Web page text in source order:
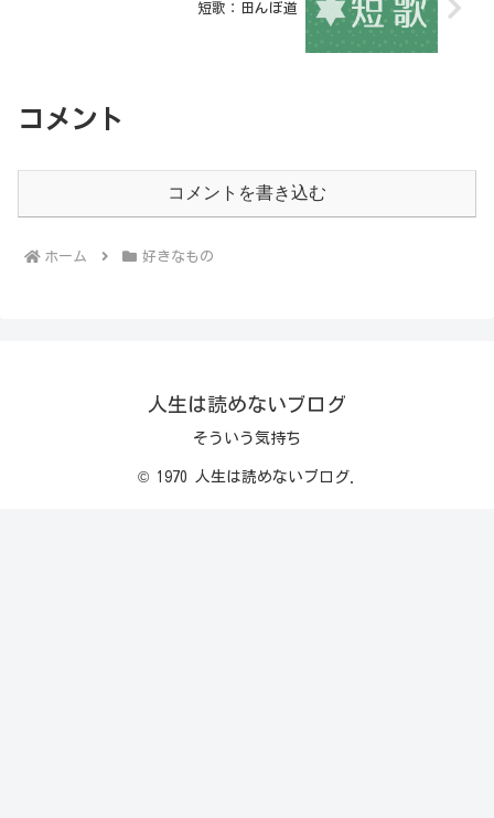
短歌：田んぼ道
コメント
コメントを書き込む
ホーム 好きなもの
人生は読めないブログ
そういう気持ち
© 1970 人生は読めないブログ.